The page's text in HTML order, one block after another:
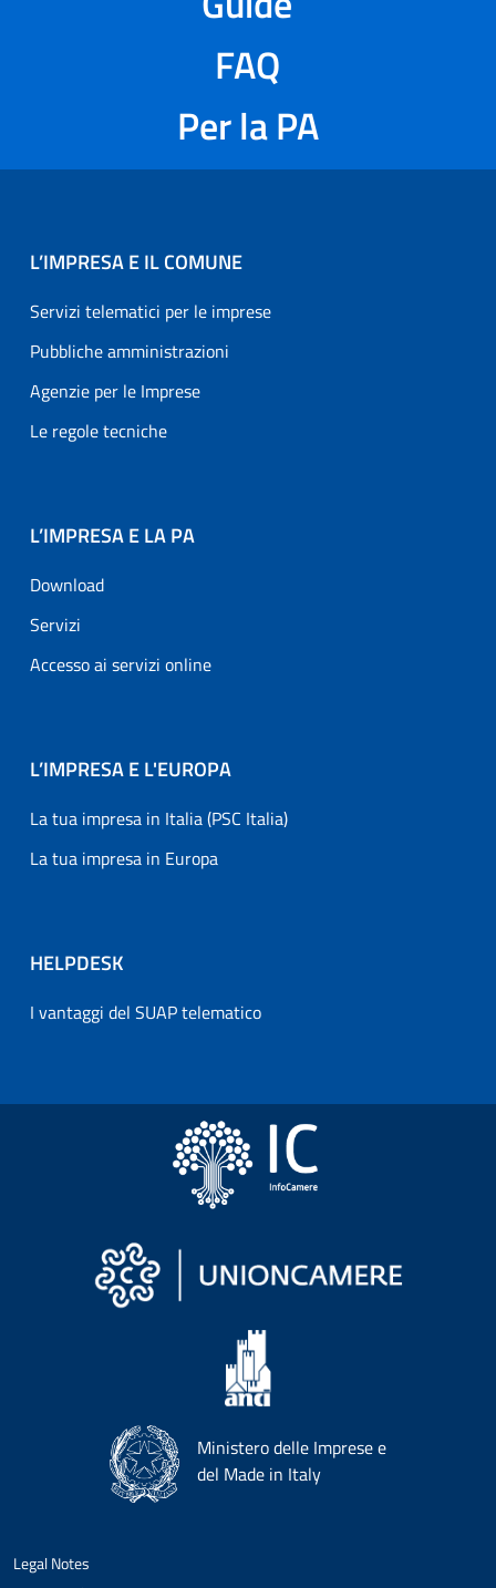
FAQ
Per la PA
L’IMPRESA E IL COMUNE
Servizi telematici per le imprese
Pubbliche amministrazioni
Agenzie per le Imprese
Le regole tecniche
L’IMPRESA E LA PA
Download
Servizi
Accesso ai servizi online
L’IMPRESA E L'EUROPA
La tua impresa in Italia (PSC Italia)
La tua impresa in Europa
HELPDESK
I vantaggi del SUAP telematico
Ministero delle Imprese e
del Made in Italy
Legal Notes